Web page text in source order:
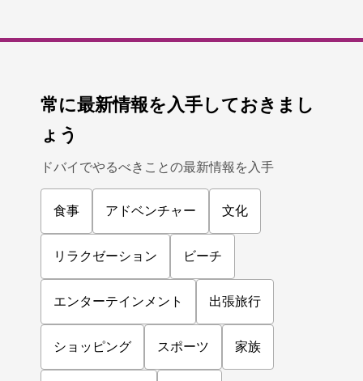
常に最新情報を入手しておきまし
ょう
ドバイでやるべきことの最新情報を入手
食事 アドベンチャー 文化
リラクゼーション ビーチ
エンターテインメント 出張旅行
ショッピング スポーツ 家族